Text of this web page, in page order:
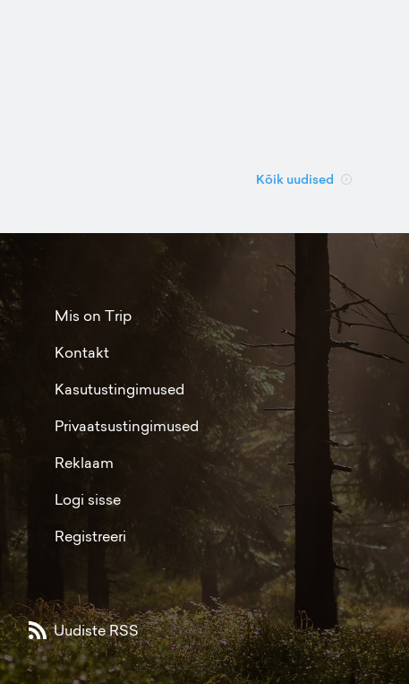
Kõik uudised
Mis on Trip
Kontakt
Kasutustingimused
Privaatsustingimused
Reklaam
Logi sisse
Registreeri
Uudiste RSS